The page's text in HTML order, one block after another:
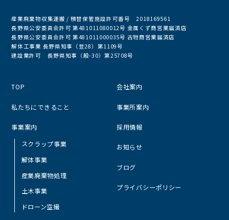
産業廃棄物収集運搬 / 積替保管施設許可番号 2018169561
長野県公安委員会許可 第481011080012号 金属くず商営業届済店
長野県公安委員会許可 第481011000035号 古物商営業届済店
解体工事業 長野県知事（登28）第1109号
建設業許可 長野県知事（般-30）第25708号
TOP
私たちにできること
事業案内
スクラップ事業
解体事業
産業廃棄物処理
土木事業
ドローン空撮
会社案内
事業所案内
採用情報
お知らせ
ブログ
プライバシーポリシー